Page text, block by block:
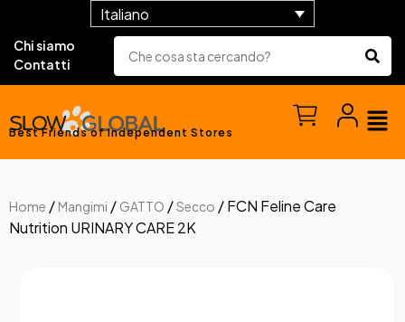
Italiano
Chi siamo
Contatti
Best Friends of Independent Stores
Home / Mangimi / GATTO /Secco / FCN Feline Care
Nutrition URINARY CARE 2K